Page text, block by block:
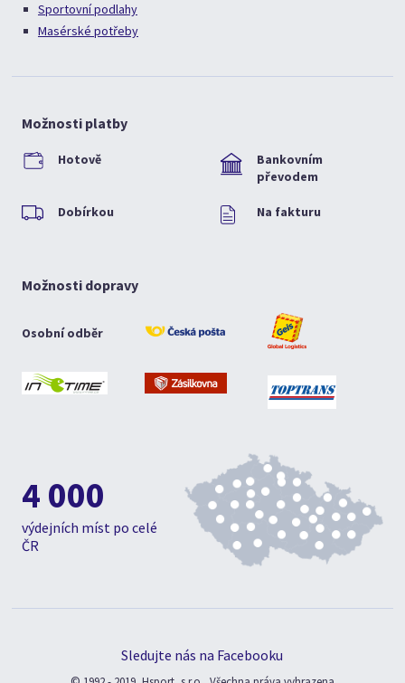
Sportovní podlahy
Masérské potřeby
Možnosti platby
Hotově
Bankovním
převodem
Dobírkou Na fakturu
Možnosti dopravy
Osobní odběr
4 000
výdejních míst po celé
ČR
Sledujte nás na Facebooku